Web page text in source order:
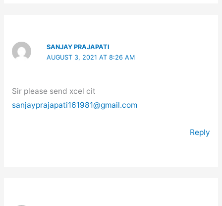
SANJAY PRAJAPATI
AUGUST 3, 2021 AT 8:26 AM
Sir please send xcel cit
sanjayprajapati161981@gmail.com
Reply